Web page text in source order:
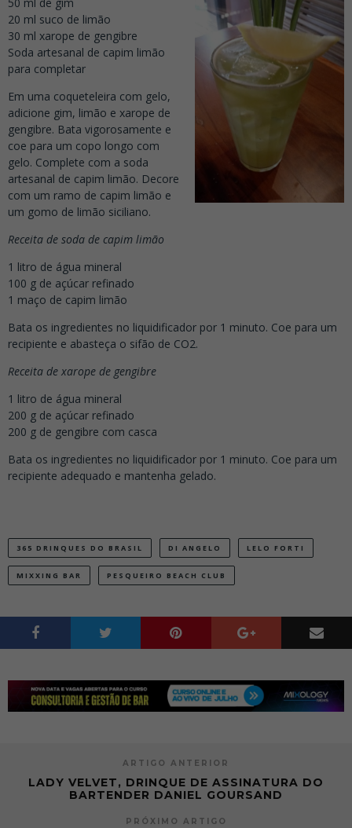
20 ml suco de limão
30 ml xarope de gengibre
Soda artesanal de capim limão
para completar
Em uma coqueteleira com gelo,
adicione gim, limão e xarope de
gengibre. Bata vigorosamente e
coe para um copo longo com
gelo. Complete com a soda
artesanal de capim limão. Decore
com um ramo de capim limão e
um gomo de limão siciliano.
Receita de soda de capim limão
1 litro de água mineral
100 g de açúcar refinado
1 maço de capim limão
Bata os ingredientes no liquidificador por 1 minuto. Coe para um
recipiente e abasteça o sifão de CO2.
Receita de xarope de gengibre
1 litro de água mineral
200 g de açúcar refinado
200 g de gengibre com casca
Bata os ingredientes no liquidificador por 1 minuto. Coe para um
recipiente adequado e mantenha gelado.
365 DRINQUES DO BRASIL DI ANGELO LELO FORTI
MIXXING BAR PESQUEIRO BEACH CLUB
ARTIGO ANTERIOR
LADY VELVET, DRINQUE DE ASSINATURA DO
BARTENDER DANIEL GOURSAND
PRÓXIMO ARTIGO